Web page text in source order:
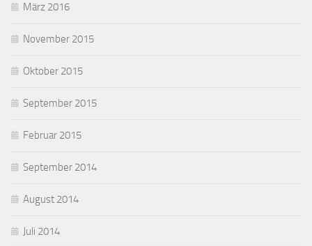
März 2016
November 2015
Oktober 2015
September 2015
Februar 2015
September 2014
August 2014
Juli 2014